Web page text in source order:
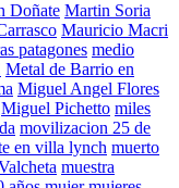
Doñate Martin Soria
Mauricio Macri
patagones medio
Metal de Barrio en
Miguel Angel Flores
Miguel Pichetto miles
movilizacion 25 de
en villa lynch muerto
muestra